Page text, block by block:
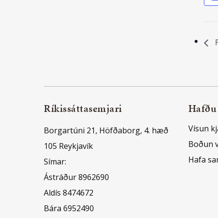
Ríkissáttasemjari
Borgartúni 21, Höfðaborg, 4. hæð
105 Reykjavík
Símar:
Ástráður 8962690
Aldís 8474672
Bára 6952490
Vísun
Boðun
Hafa